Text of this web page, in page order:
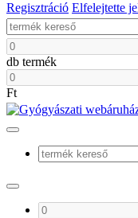
Regisztráció Elfelejtette
db termék
Ft